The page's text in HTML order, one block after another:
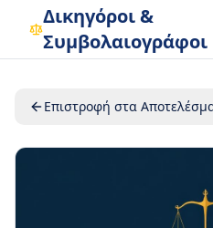
Δικηγόροι &
Συμβολαιογράφοι
Επιστροφή στα